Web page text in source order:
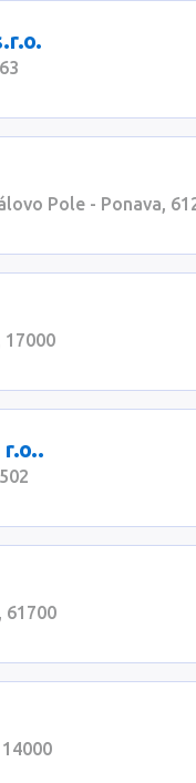
Pole - Ponava,
17000
61700